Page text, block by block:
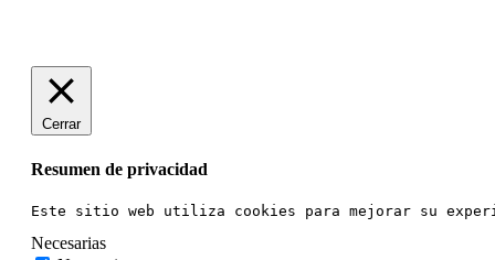
Cerrar
Resumen de privacidad
Este sitio web utiliza cookies para mejorar su
Necesarias